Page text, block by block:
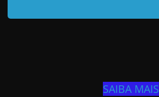
SAIBA MAIS